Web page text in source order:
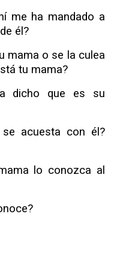
me ha mandado a
él?
mama o se la culea
tu mama?
dicho que es su
se acuesta con él?
lo conozca al